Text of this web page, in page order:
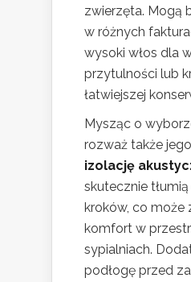
zwierzęta. Mogą
w różnych
wysoki włos dla
przytulności lub
łatwiejszej
Mysząc o
rozważ także
izolację
skutecznie
kroków, co może
komfort w
sypialniach.
podłogę przed